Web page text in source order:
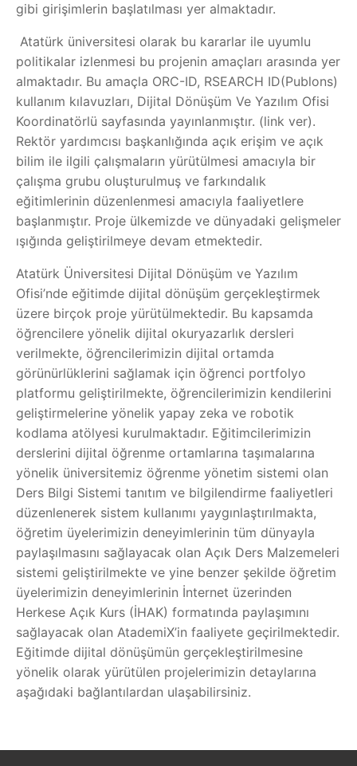
gibi girişimlerin başlatılması yer almaktadır.
Atatürk üniversitesi olarak bu kararlar ile uyumlu
politikalar izlenmesi bu projenin amaçları arasında yer
almaktadır. Bu amaçla ORC-ID, RSEARCH ID(Publons)
kullanım kılavuzları, Dijital Dönüşüm Ve Yazılım Ofisi
Koordinatörlü sayfasında yayınlanmıştır. (link ver).
Rektör yardımcısı başkanlığında açık erişim ve açık
bilim ile ilgili çalışmaların yürütülmesi amacıyla bir
çalışma grubu oluşturulmuş ve farkındalık
eğitimlerinin düzenlenmesi amacıyla faaliyetlere
başlanmıştır. Proje ülkemizde ve dünyadaki gelişmeler
ışığında geliştirilmeye devam etmektedir.
Atatürk Üniversitesi Dijital Dönüşüm ve Yazılım
Ofisi’nde eğitimde dijital dönüşüm gerçekleştirmek
üzere birçok proje yürütülmektedir. Bu kapsamda
öğrencilere yönelik dijital okuryazarlık dersleri
verilmekte, öğrencilerimizin dijital ortamda
görünürlüklerini sağlamak için öğrenci portfolyo
platformu geliştirilmekte, öğrencilerimizin kendilerini
geliştirmelerine yönelik yapay zeka ve robotik
kodlama atölyesi kurulmaktadır. Eğitimcilerimizin
derslerini dijital öğrenme ortamlarına taşımalarına
yönelik üniversitemiz öğrenme yönetim sistemi olan
Ders Bilgi Sistemi tanıtım ve bilgilendirme faaliyetleri
düzenlenerek sistem kullanımı yaygınlaştırılmakta,
öğretim üyelerimizin deneyimlerinin tüm dünyayla
paylaşılmasını sağlayacak olan Açık Ders Malzemeleri
sistemi geliştirilmekte ve yine benzer şekilde öğretim
üyelerimizin deneyimlerinin İnternet üzerinden
Herkese Açık Kurs (İHAK) formatında paylaşımını
sağlayacak olan AtademiX’in faaliyete geçirilmektedir.
Eğitimde dijital dönüşümün gerçekleştirilmesine
yönelik olarak yürütülen projelerimizin detaylarına
aşağıdaki bağlantılardan ulaşabilirsiniz.